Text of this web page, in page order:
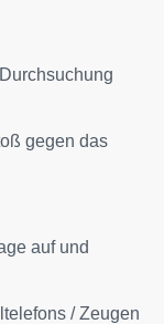
gegen das
auf und
/ Zeugen